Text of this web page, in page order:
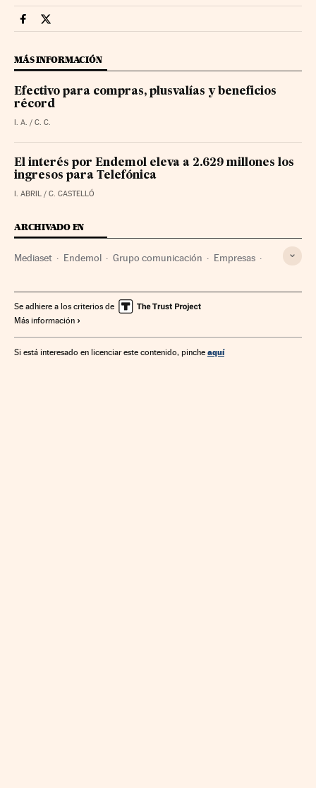
Companias Cinco Días en Facebook
Companias Cinco Días en Twitter
MÁS INFORMACIÓN
Efectivo para compras, plusvalías y beneficios
récord
I. A. / C. C.
El interés por Endemol eleva a 2.629 millones los
ingresos para Telefónica
I. ABRIL / C. CASTELLÓ
ARCHIVADO EN
Mediaset Endemol Grupo comunicación Empresas
Se adhiere a los criterios de
Más información
Si está interesado en licenciar este contenido, pinche aquí